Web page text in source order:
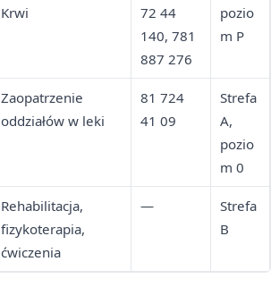
Krwi
72 44
140, 781
887 276
pozio
m P
Zaopatrzenie
oddziałów w leki
81 724
41 09
Strefa
A,
pozio
m 0
Rehabilitacja,
fizykoterapia,
ćwiczenia
—
Strefa
B